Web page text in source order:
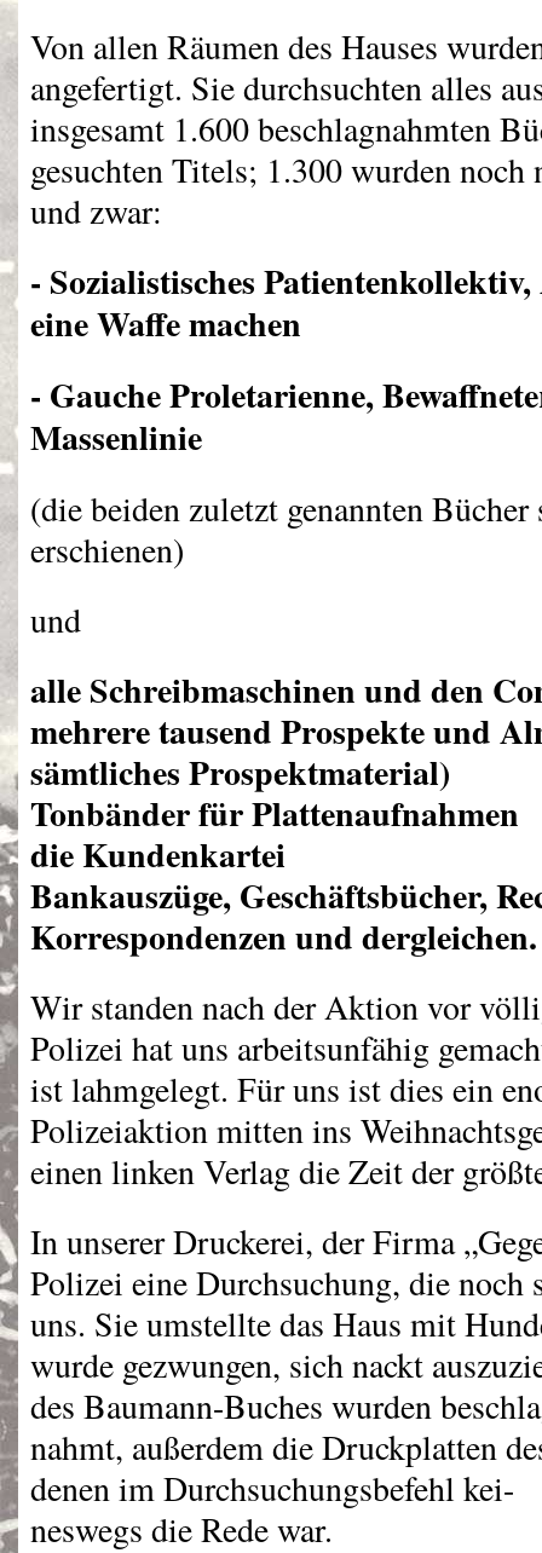
Von allen Räumen des Hauses
angefertigt. Sie durchsuchten alles
insgesamt 1.600 beschlagnahmten
gesuchten Titels; 1.300 wurden
und zwar:
- Sozialistisches
eine Waffe machen
- Gauche Proletarienne,
Massenlinie
(die beiden zuletzt genannten
erschienen)
und
alle Schreibmaschinen und den
mehrere tausend Prospekte und
sämtliches Prospektmaterial)
Tonbänder für Plattenaufnahmen
die Kundenkartei
Bankauszüge, Geschäftsbücher,
Korrespondenzen und dergleichen.
Wir standen nach der Aktion vor
Polizei hat uns arbeitsunfähig
ist lahmgelegt. Für uns ist dies ein
Polizeiaktion mitten ins
einen linken Verlag die Zeit der
In unserer Druckerei, der Firma
Polizei eine Durchsuchung, die noch
uns. Sie umstellte das Haus mit
wurde gezwungen, sich nackt
des Baumann-Buches wurden
nahmt, außerdem die Druckplatten
denen im Durchsuchungsbefehl kei-
neswegs die Rede war.